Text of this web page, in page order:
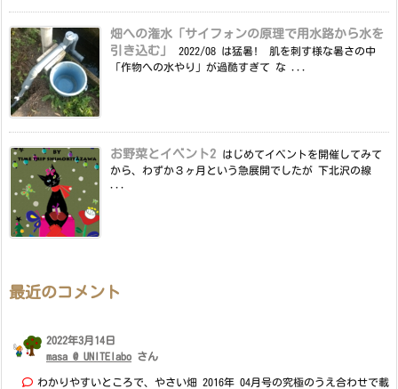
畑への潅水「サイフォンの原理で用水路から水を
引き込む」
2022/08 は猛暑! 肌を刺す様な暑さの中
「作物への水やり」が過酷すぎて な ...
お野菜とイベント2
はじめてイベントを開催してみて
から、わずか３ヶ月という急展開でしたが 下北沢の線
最近のコメント
2022年3月14日
masa @ UNITElabo さん
わかりやすいところで、やさい畑 2016年 04月号の究極のうえ合わせで載